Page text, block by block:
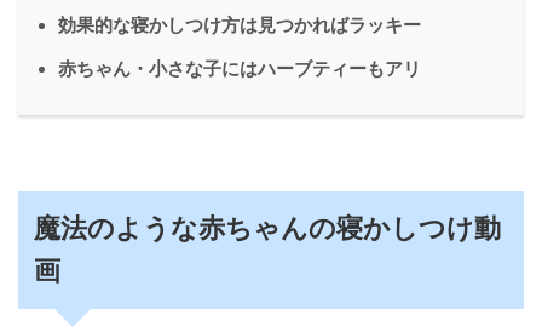
効果的な寝かしつけ方は見つかればラッキー
赤ちゃん・小さな子にはハーブティーもアリ
魔法のような赤ちゃんの寝かしつけ動
画